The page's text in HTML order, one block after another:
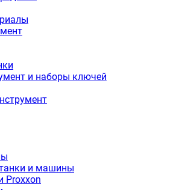
и наборы ключей
и машины
Proxxon